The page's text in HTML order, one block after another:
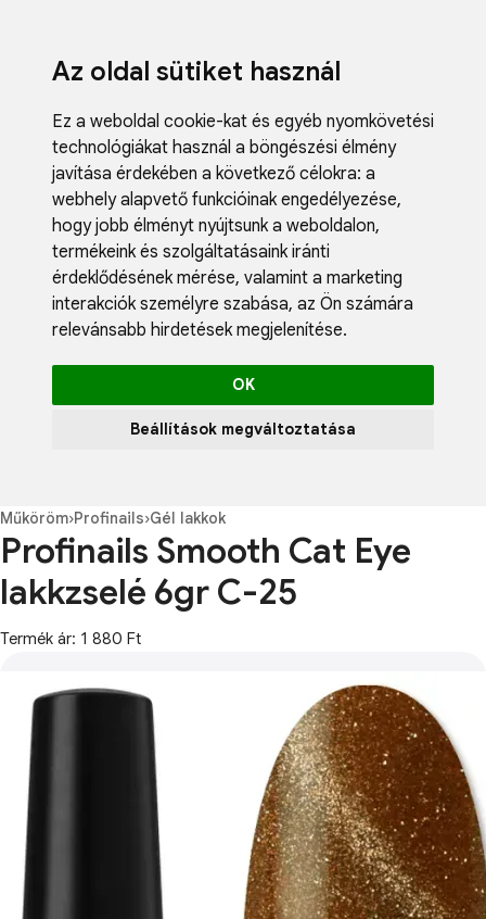
Az oldal sütiket használ
Ez a weboldal cookie-kat és egyéb nyomkövetési
technológiákat használ a böngészési élmény
javítása érdekében a következő célokra: a
webhely alapvető funkcióinak engedélyezése,
hogy jobb élményt nyújtsunk a weboldalon,
termékeink és szolgáltatásaink iránti
érdeklődésének mérése, valamint a marketing
interakciók személyre szabása, az Ön számára
relevánsabb hirdetések megjelenítése.
OK
Beállítások megváltoztatása
Blog
Műköröm›Profinails›Gél lakkok
Profinails Smooth Cat Eye
lakkzselé 6gr C-25
Termék ár: 1 880 Ft